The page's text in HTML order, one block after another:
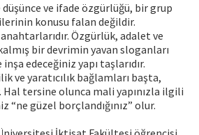
ve ifade özgürlüğü, bir grup
konusu falan değildir.
Özgürlük, adalet ve
bir devrimin yavan sloganları
edeceğiniz yapı taşlarıdır.
ve yaratıcılık bağlamları başta,
Hal tersine olunca mali yapınızla ilgili
“ne güzel borçlandığınız” olur.